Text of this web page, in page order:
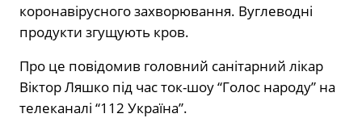
коронавірусного захворювання. Вуглеводні
продукти згущують кров.
Про це повідомив головний санітарний лікар
Віктор Ляшко під час ток-шоу “Голос народу” на
телеканалі “112 Україна”.